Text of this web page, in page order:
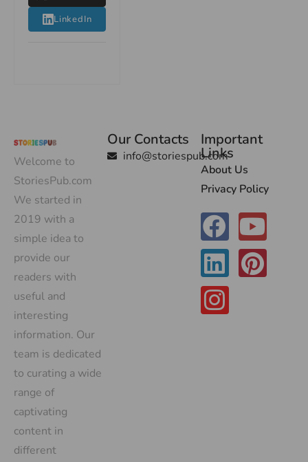
LinkedIn
Welcome to
StoriesPub.com
We started in
2019 with a
simple idea to
provide our
readers with
useful and
interesting
information. Our
team is dedicated
to curating a wide
range of
captivating
content in
different
Our Contacts
info@storiespub.com
Important
Links
About Us
Privacy Policy